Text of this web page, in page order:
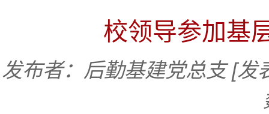
校领导参加基
发布者：后勤基建党总支 [发